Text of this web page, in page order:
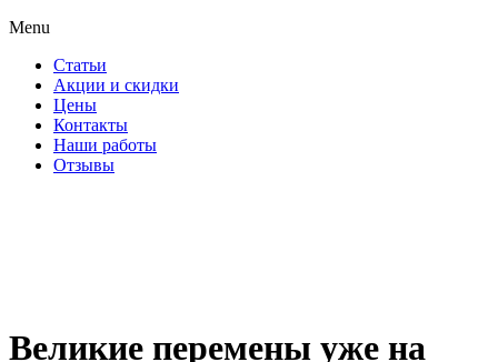
Menu
Статьи
Акции и скидки
Цены
Контакты
Наши работы
Отзывы
Великие перемены уже на